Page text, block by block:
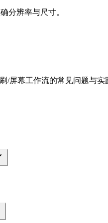
分辨率与尺寸。
/屏幕工作流的常见问题与实